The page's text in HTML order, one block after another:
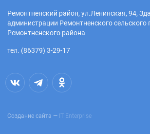
Ремонтненский район, ул.Ленинская, 94,
администрации Ремонтненского сельского
Ремонтненского района
тел. (86379) 3-29-17
Создание сайта — IT Enterprise